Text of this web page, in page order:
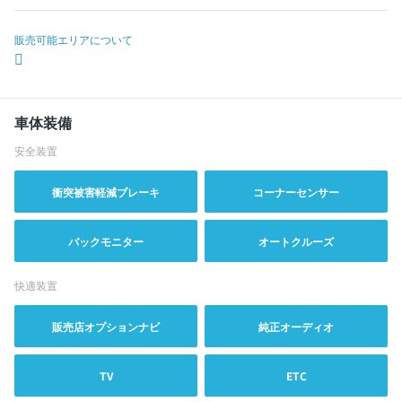
販売可能エリアについて
車体装備
安全装置
衝突被害軽減ブレーキ コーナーセンサー
バックモニター オートクルーズ
快適装置
販売店オプションナビ 純正オーディオ
TV ETC